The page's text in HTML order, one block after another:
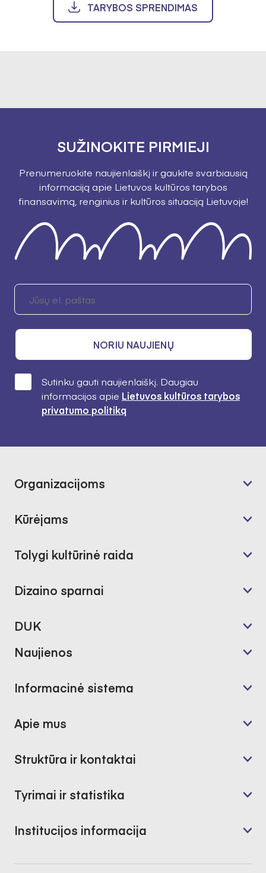
TARYBOS SPRENDIMAS
SUŽINOKITE PIRMIEJI
Prenumeruokite naujienlaiškį ir gaukite svarbiausią
informaciją apie Lietuvos kultūros tarybos
finansavimą, renginius ir kultūros situaciją Lietuvoje!
NORIU NAUJIENŲ
Sutinku gauti naujienlaiškį. Daugiau
informacijos apie Lietuvos kultūros tarybos
privatumo politiką
Organizacijoms
Kūrėjams
Tolygi kultūrinė raida
Dizaino sparnai
DUK
Naujienos
Informacinė sistema
Apie mus
Struktūra ir kontaktai
Tyrimai ir statistika
Institucijos informacija